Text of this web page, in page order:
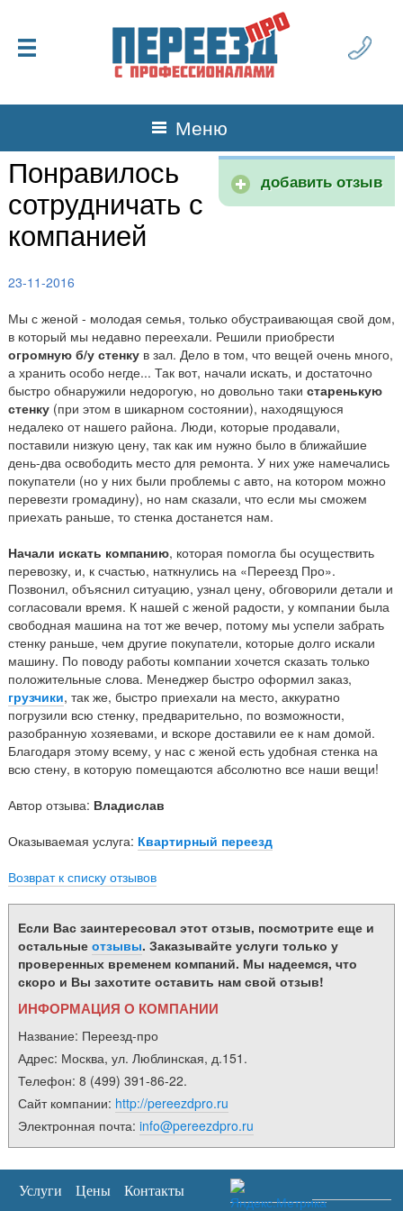
Меню
добавить отзыв
Понравилось
сотрудничать с
компанией
23-11-2016
Мы с женой - молодая семья, только обустраивающая свой дом,
в который мы недавно переехали. Решили приобрести
огромную б/у стенкув зал. Дело в том, что вещей очень много,
а хранить особо негде... Так вот, начали искать, и достаточно
быстро обнаружили недорогую, но довольно таки старенькую
стенку(при этом в шикарном состоянии), находящуюся
недалеко от нашего района. Люди, которые продавали,
поставили низкую цену, так как им нужно было в ближайшие
день-два освободить место для ремонта. У них уже намечались
покупатели (но у них были проблемы с авто, на котором можно
перевезти громадину), но нам сказали, что если мы сможем
приехать раньше, то стенка достанется нам.
Начали искать компанию, которая помогла бы осуществить
перевозку, и, к счастью, наткнулись на «Переезд Про».
Позвонил, объяснил ситуацию, узнал цену, обговорили детали и
согласовали время. К нашей с женой радости, у компании была
свободная машина на тот же вечер, потому мы успели забрать
стенку раньше, чем другие покупатели, которые долго искали
машину. По поводу работы компании хочется сказать только
положительные слова. Менеджер быстро оформил заказ,
грузчики, так же, быстро приехали на место, аккуратно
погрузили всю стенку, предварительно, по возможности,
разобранную хозяевами, и вскоре доставили ее к нам домой.
Благодаря этому всему, у нас с женой есть удобная стенка на
всю стену, в которую помещаются абсолютно все наши вещи!
Автор отзыва: Владислав
Оказываемая услуга: Квартирный переезд
Возврат к списку отзывов
Если Вас заинтересовал этот отзыв, посмотрите еще и
остальные отзывы. Заказывайте услуги только у
проверенных временем компаний. Мы надеемся, что
скоро и Вы захотите оставить нам свой отзыв!
ИНФОРМАЦИЯ О КОМПАНИИ
Название: Переезд-про
Адрес: Москва, ул. Люблинская, д.151 .
Телефон: 8 (499) 391-86-22.
Сайт компании: http://pereezdpro.ru
Электронная почта: info@pereezdpro.ru
Услуги Цены Контакты